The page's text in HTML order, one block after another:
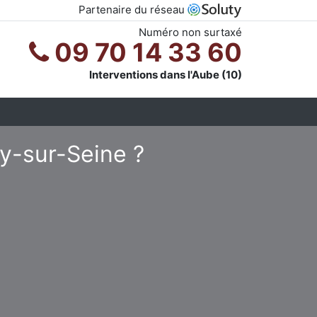
Partenaire du réseau
Numéro non surtaxé
09 70 14 33 60
Interventions dans l'Aube (10)
sur-Seine ?